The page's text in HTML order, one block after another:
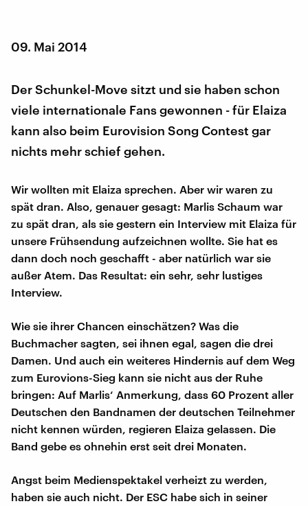
09. Mai 2014
Der Schunkel-Move sitzt und sie haben schon
viele internationale Fans gewonnen - für Elaiza
kann also beim Eurovision Song Contest gar
nichts mehr schief gehen.
Wir wollten mit Elaiza sprechen. Aber wir waren zu
spät dran. Also, genauer gesagt: Marlis Schaum war
zu spät dran, als sie gestern ein Interview mit Elaiza für
unsere Frühsendung aufzeichnen wollte. Sie hat es
dann doch noch geschafft - aber natürlich war sie
außer Atem. Das Resultat: ein sehr, sehr lustiges
Interview.
Wie sie ihrer Chancen einschätzen? Was die
Buchmacher sagten, sei ihnen egal, sagen die drei
Damen. Und auch ein weiteres Hindernis auf dem Weg
zum Eurovions-Sieg kann sie nicht aus der Ruhe
bringen: Auf Marlis‘ Anmerkung, dass 60 Prozent aller
Deutschen den Bandnamen der deutschen Teilnehmer
nicht kennen würden, regieren Elaiza gelassen. Die
Band gebe es ohnehin erst seit drei Monaten.
Angst beim Medienspektakel verheizt zu werden,
haben sie auch nicht. Der ESC habe sich in seiner